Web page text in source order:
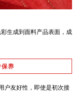
生成到面料产品表面，成
养
户友好性，即使是初次接